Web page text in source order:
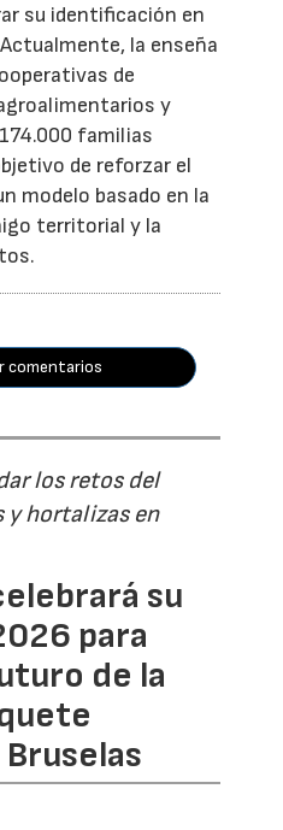
su identificación en
la enseña
de
y
familias
de reforzar el
modelo basado en la
territorial y la
comentarios
los retos del
y hortalizas en
su
para
de la